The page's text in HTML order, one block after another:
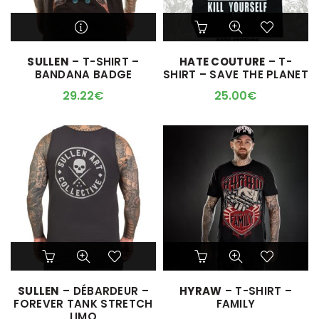
plusieurs
variations.
Les
être
choisies
sur
la
page
produit
M'ALERTER QUAND
L'ARTICLE SERA DISPO !
SULLEN – T-SHIRT –
BANDANA BADGE
29.22€
Ce
produit
plusieurs
variations.
Les
être
choisies
sur
la
page
du
produit
HATE COUTURE – T-
SHIRT – SAVE THE PLANET
25.00€
Ce
produit
plusieurs
variations.
SULLEN – DÉBARDEUR –
FOREVER TANK STRETCH
Ce
produit
plusieurs
variations.
HYRAW – T-SHIRT –
FAMILY